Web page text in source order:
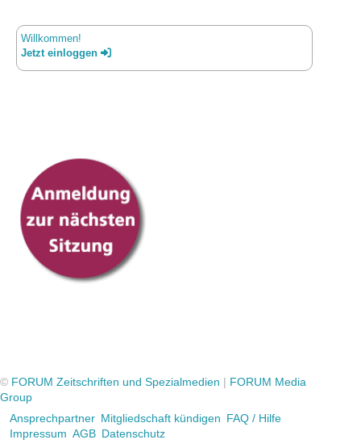
Willkommen!
Jetzt einloggen
© FORUM Zeitschriften und Spezialmedien | FORUM Media
Group
Ansprechpartner Mitgliedschaft kündigen FAQ / Hilfe
Impressum AGB Datenschutz